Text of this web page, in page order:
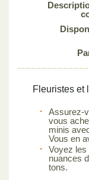
Fleuristes et
Assurez-
vous
minis
Vous en
Voyez les
nuances
tons.